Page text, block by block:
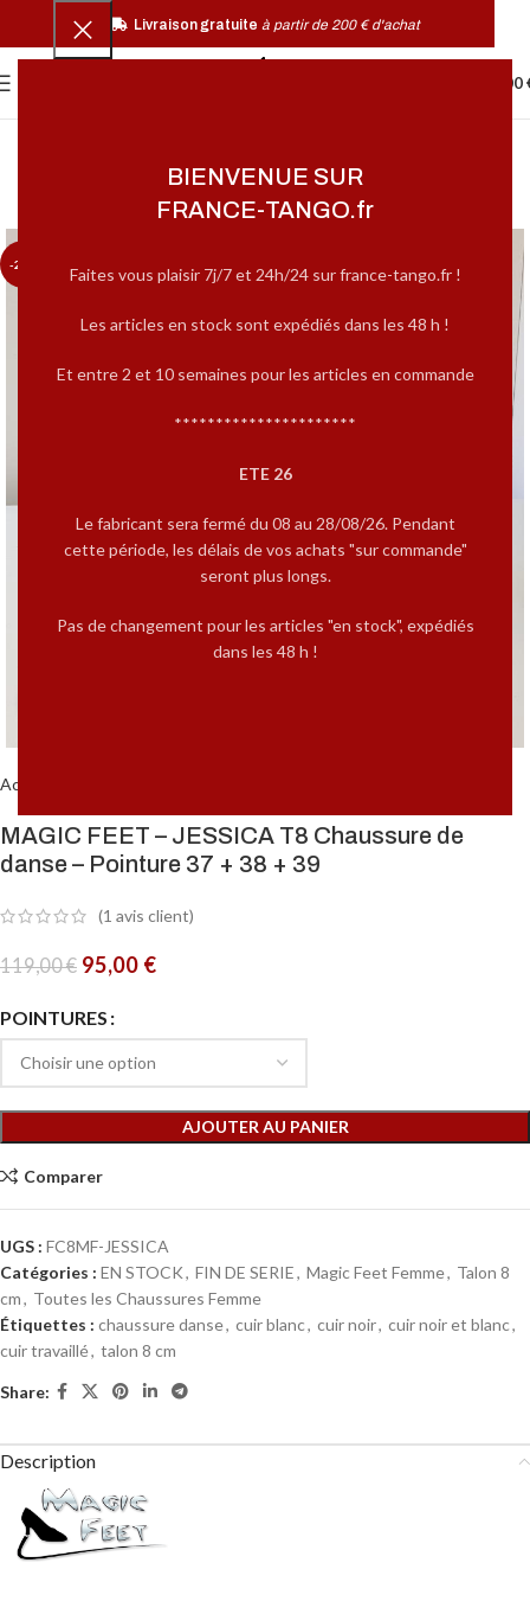
BIENVENUE SUR
FRANCE-TANGO.fr
Faites vous plaisir 7j/7 et 24h/24 sur france-tango.fr !
Les articles en stock sont expédiés dans les 48 h !
Et entre 2 et 10 semaines pour les articles en commande
**********************
ETE 26
Le fabricant sera fermé du 08 au 28/08/26. Pendant
cette période, les délais de vos achats "sur commande"
seront plus longs.
Pas de changement pour les articles "en stock", expédiés
dans les 48 h !
0,00
-20%
Accueil
MAGIC FEET – JESSICA T8 Chaussure de
danse – Pointure 37 + 38 + 39
(1 avis client)
119,00€ 95,00 €
POINTURES
AJOUTER AU PANIER
Comparer
UGS : FC8MF-JESSICA
Catégories : EN STOCK, FIN DE SERIE, Magic Feet Femme, Talon 8
cm, Toutes les Chaussures Femme
Étiquettes : chaussure danse, cuir blanc, cuir noir, cuir noir et blanc,
cuir travaillé, talon 8 cm
Share:
Description
Livraison gratuite à partir de 200 € d'achat